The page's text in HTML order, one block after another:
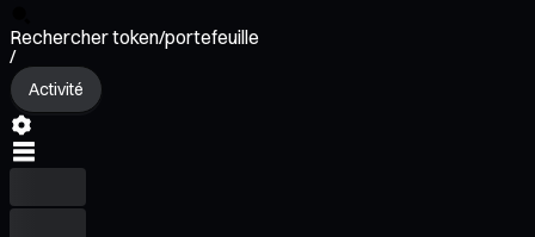
Rechercher token/portefeuille
/
Activité